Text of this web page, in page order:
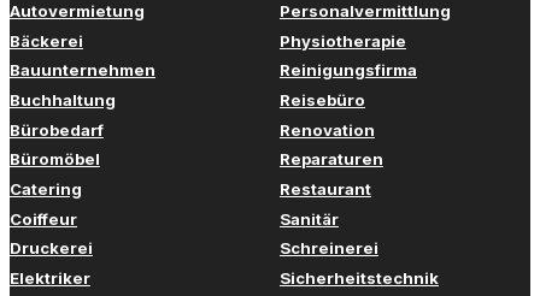
Autovermietung
Bäckerei
Bauunternehmen
Buchhaltung
Bürobedarf
Büromöbel
Catering
Coiffeur
Druckerei
Elektriker
Personalvermittlung
Physiotherapie
Reinigungsfirma
Reisebüro
Renovation
Reparaturen
Restaurant
Sanitär
Schreinerei
Sicherheitstechnik